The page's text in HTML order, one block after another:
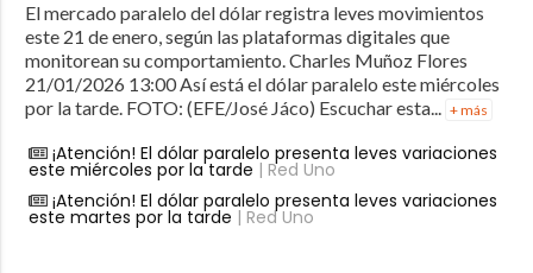
El mercado paralelo del dólar registra leves movimientos
este 21 de enero, según las plataformas digitales que
monitorean su comportamiento. Charles Muñoz Flores
21/01/2026 13:00 Así está el dólar paralelo este miércoles
por la tarde. FOTO: (EFE/José Jáco) Escuchar esta... + más
¡Atención! El dólar paralelo presenta leves variaciones
este miércoles por la tarde | Red Uno
¡Atención! El dólar paralelo presenta leves variaciones
este martes por la tarde | Red Uno